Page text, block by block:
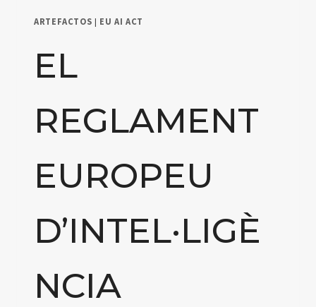
ARTEFACTOS | EU AI ACT
EL
REGLAMENT
EUROPEU
D’INTEL·LIGÈ
NCIA